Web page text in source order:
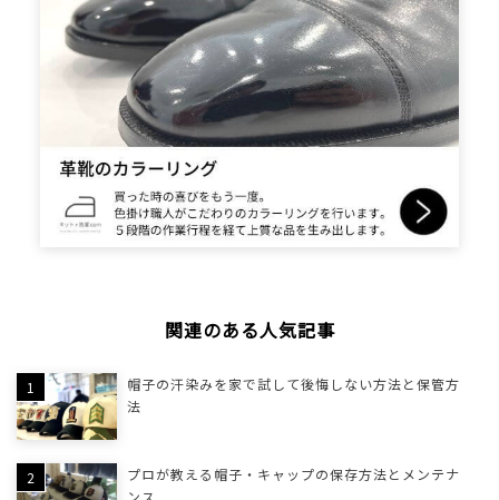
関連のある人気記事
帽子の汗染みを家で試して後悔しない方法と保管方
法
プロが教える帽子・キャップの保存方法とメンテナ
ンス